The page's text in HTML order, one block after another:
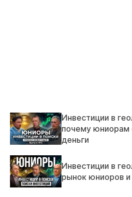
Инвестиции в
почему юниорам
деньги
Инвестиции в
рынок юниоров и